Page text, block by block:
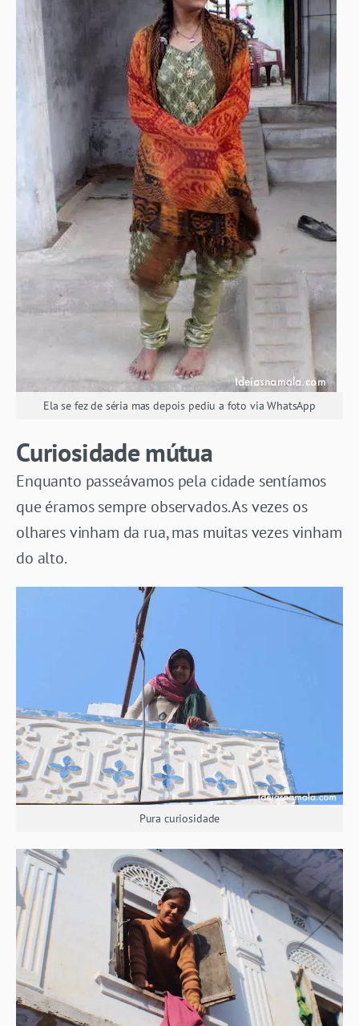
Ela se fez de séria mas depois pediu a foto via WhatsApp
Curiosidade mútua
Enquanto passeávamos pela cidade sentíamos
que éramos sempre observados. As vezes os
olhares vinham da rua, mas muitas vezes vinham
do alto.
Pura curiosidade